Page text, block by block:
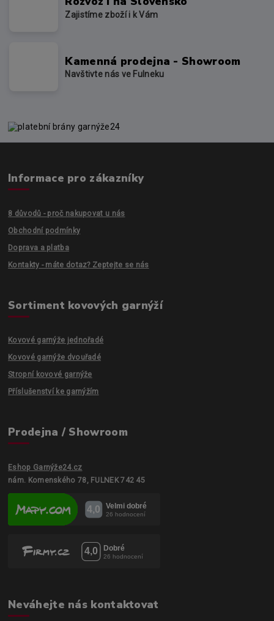
Zajistíme zboží i k Vám
Kamenná prodejna - Showroom
Navštivte nás ve Fulneku
Informace pro zákazníky
8 důvodů - proč nakupovat u nás
Obchodní podmínky
Doprava a platba
Kontakty - máte dotaz? Zeptejte se nás
Sortiment kovových garnýží
Kovové garnýže jednořadé
Kovové garnýže dvouřadé
Stropní kovové garnýže
Příslušenství ke garnýžím
Prodejna / Showroom
Eshop Garnýže24.cz
nám. Komenského 78, FULNEK 742 45
Neváhejte nás kontaktovat